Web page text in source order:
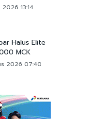
13:14
Halus Elite
MCK
2026 07:40